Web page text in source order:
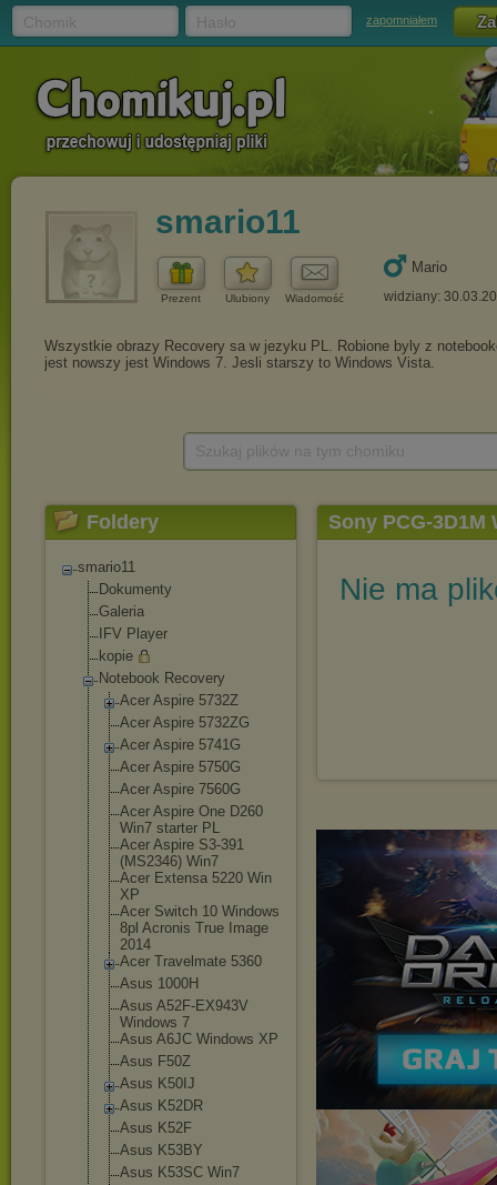
zapomniałem
smario11
Prezent Ulubiony Wiadomość
Mario
widziany:
Foldery
smario11
Dokumenty
Galeria
IFV Player
kopie
Notebook Recovery
Acer Aspire 5732Z
Acer Aspire 5732ZG
Acer Aspire 5741G
Acer Aspire 5750G
Acer Aspire 7560G
Acer Aspire One D260
Win7 starter PL
Acer Aspire S3-391
(MS2346) Win7
Acer Extensa 5220 Win
XP
Acer Switch 10 Windows
8pl Acronis True Image
2014
Acer Travelmate 5360
Asus 1000H
Asus A52F-EX943V
Windows 7
Asus A6JC Windows XP
Asus F50Z
Asus K50IJ
Asus K52DR
Asus K52F
Asus K53BY
Asus K53SC Win7
Sony PCG-3D1M
Nie ma